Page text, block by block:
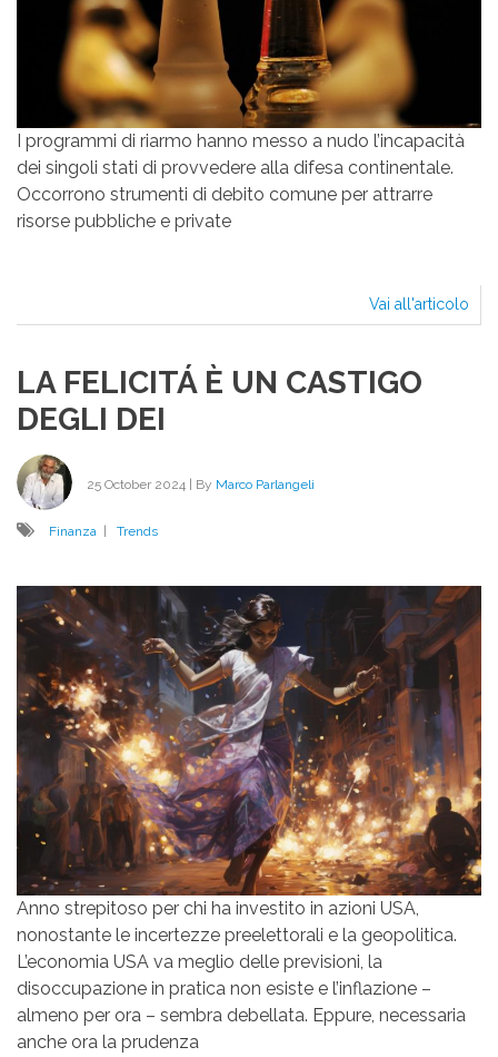
I programmi di riarmo hanno messo a nudo l’incapacità
dei singoli stati di provvedere alla difesa continentale.
Occorrono strumenti di debito comune per attrarre
risorse pubbliche e private
Vai all'articolo
LA FELICITÁ È UN CASTIGO
DEGLI DEI
25 October 2024 | By Marco Parlangeli
Finanza Trends
Anno strepitoso per chi ha investito in azioni USA,
nonostante le incertezze preelettorali e la geopolitica.
L’economia USA va meglio delle previsioni, la
disoccupazione in pratica non esiste e l’inflazione –
almeno per ora – sembra debellata. Eppure, necessaria
anche ora la prudenza